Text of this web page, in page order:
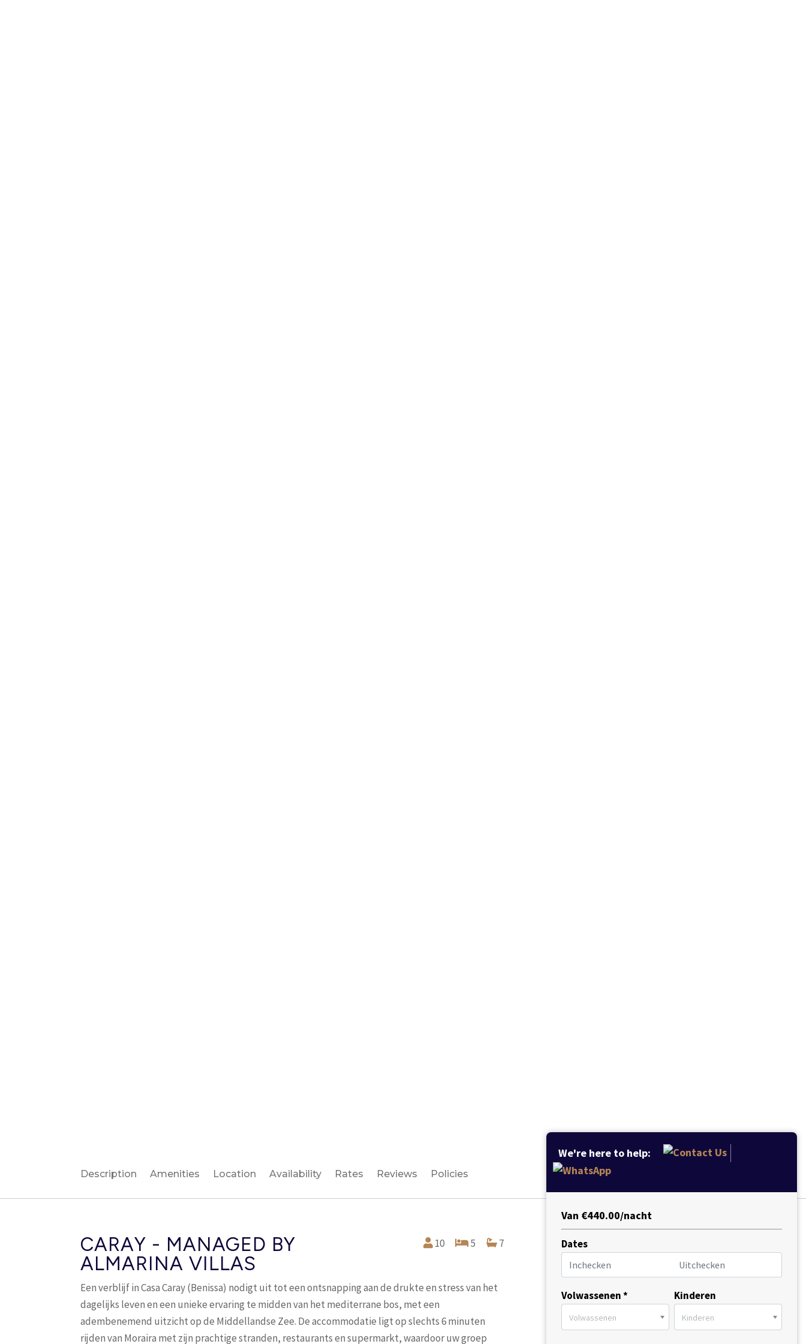
We're here to help:
Van €440.00/nacht
Dates
Volwassenen *
Volwassenen
Kinderen
Kinderen
Description Amenities Location Availability Rates Reviews Policies
CARAY - MANAGED BY
ALMARINA VILLAS
10 5 7
Een verblijf in Casa Caray (Benissa) nodigt uit tot een ontsnapping aan de drukte en stress van het
dagelijks leven en een unieke ervaring te midden van het mediterrane bos, met een
adembenemend uitzicht op de Middellandse Zee. De accommodatie ligt op slechts 6 minuten
rijden van Moraira met zijn prachtige stranden, restaurants en supermarkt, waardoor uw groep